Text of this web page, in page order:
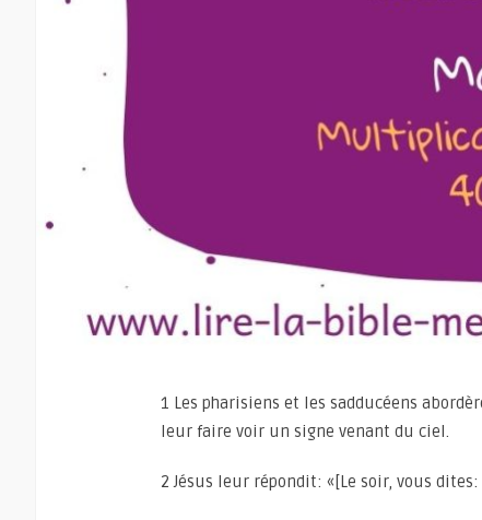
1 Les pharisiens et les sadducéens
leur faire voir un signe venant du ciel.
2 Jésus leur répondit: «[Le soir, vous